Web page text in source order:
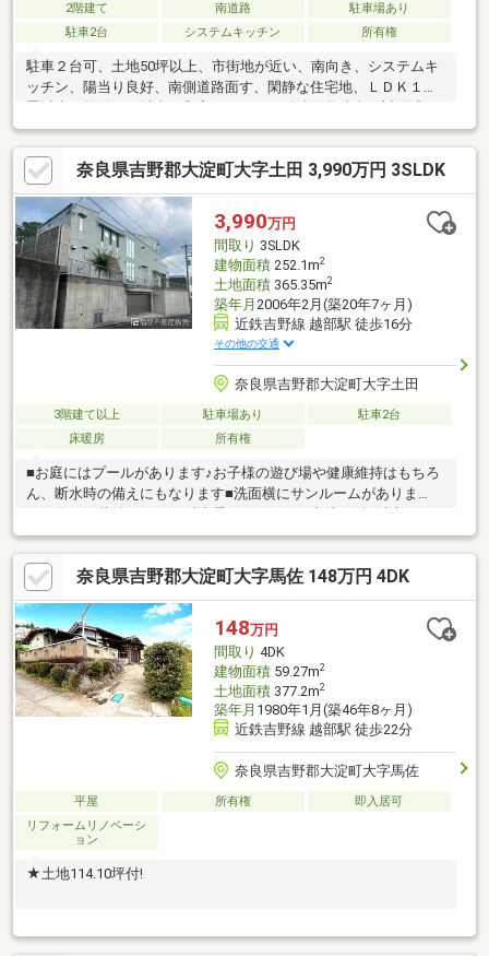
2階建て 南道路
駐車場あり
駐車2台
システムキッチン 所有権
駐車２台可、土地50坪以上、市街地が近い、南向き、システムキ
ッチン、陽当り良好、南側道路面す、閑静な住宅地、ＬＤＫ１５
ッチン、浴室１坪以上、２階建、オートバス、温水洗浄便座、浴
室に窓、緑豊かな住宅地、都市近郊、通風良好、全居室６畳以上
奈良県吉野郡大淀町大字土田 3,990万円 3SLDK
3,990万円
間取り 3SLDK
建物面積252.1m2
土地面積365.35m2
築年月 2006年2月(築20年7ヶ月)
近鉄吉野線 越部駅 徒歩16分
その他の交通
奈良県吉野郡大淀町大字土田
3階建て以上 駐車場あり
駐車2台
床暖房
所有権
■お庭にはプールがあります♪お子様の遊び場や健康維持はもちろ
ん、断水時の備えにもなります■洗面横にサンルームがありま
す！天気や花粉を気にせず洗濯ができますね土地100坪以上、Ｌ
ＤＫ２０畳以上、駐車２台可、３階建以上、隣家との間隔が大き
い、床暖房、山が見える、陽当り良好、田園風景、プール、EV車
充電設備、トイレ２ヶ所、吹抜け、通風良好、眺望良好、高台に
立地、大型タウン内
奈良県吉野郡大淀町大字馬佐 148万円 4DK
148万円
間取り 4DK
建物面積59.27m2
土地面積377.2m2
築年月 1980年1月(築46年8ヶ月)
近鉄吉野線 越部駅 徒歩22分
奈良県吉野郡大淀町大字馬佐
平屋 所有権
即入居可
リフォームリノベーシ
ョン
★土地114.10坪付!